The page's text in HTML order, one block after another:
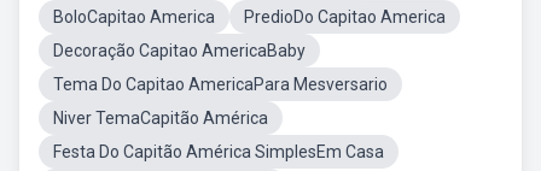
BoloCapitao America
PredioDo Capitao America
Decoração Capitao AmericaBaby
Tema Do Capitao AmericaPara Mesversario
Niver TemaCapitão América
Festa Do Capitão América SimplesEm Casa